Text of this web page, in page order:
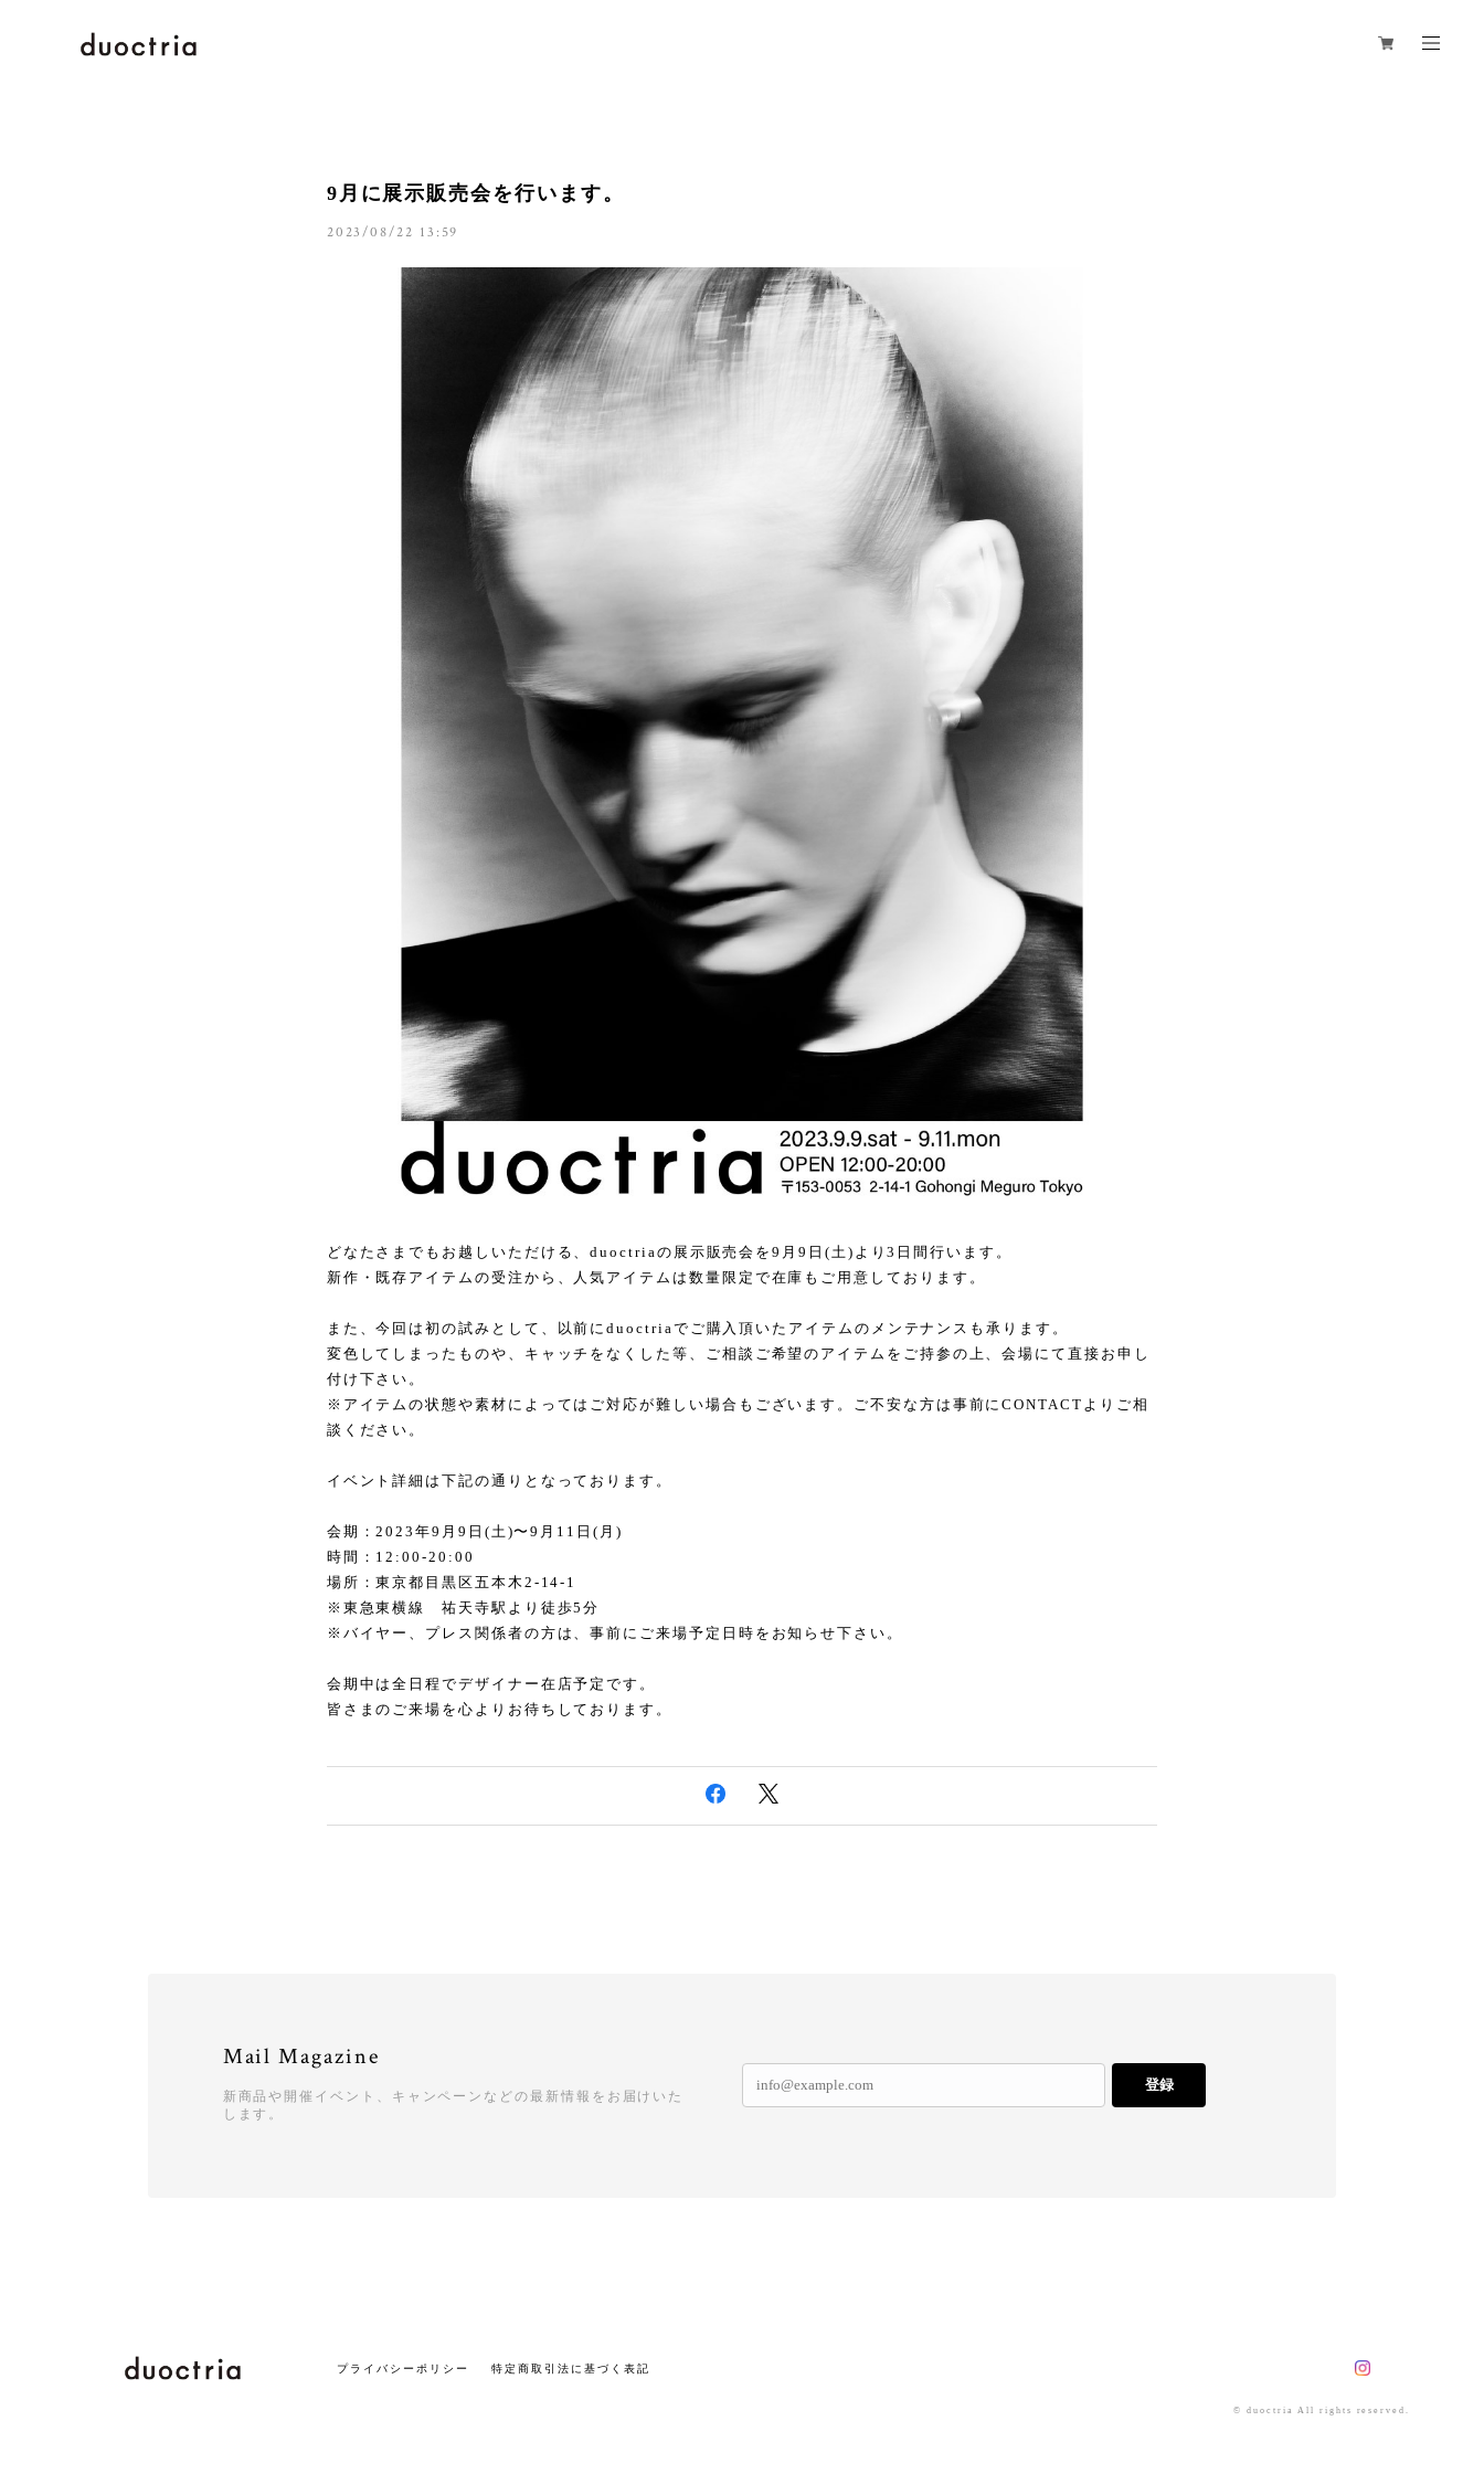
9月に展示販売会を行います。
2023/08/22 13:59
どなたさまでもお越しいただける、duoctriaの展示販売会を9月9日(土)より3日間行います。
新作・既存アイテムの受注から、人気アイテムは数量限定で在庫もご用意しております。
また、今回は初の試みとして、以前にduoctriaでご購入頂いたアイテムのメンテナンスも承ります。
変色してしまったものや、キャッチをなくした等、ご相談ご希望のアイテムをご持参の上、会場にて直接お申し
付け下さい。
※アイテムの状態や素材によってはご対応が難しい場合もございます。ご不安な方は事前にCONTACTよりご相
談ください。
イベント詳細は下記の通りとなっております。
会期：2023年9月9日(土)〜9月11日(月)
時間：12:00-20:00
場所：東京都目黒区五本木2-14-1
※東急東横線 祐天寺駅より徒歩5分
※バイヤー、プレス関係者の方は、事前にご来場予定日時をお知らせ下さい。
会期中は全日程でデザイナー在店予定です。
皆さまのご来場を心よりお待ちしております。
Mail Magazine
新商品や開催イベント、キャンペーンなどの最新情報をお届けいた
します。
登録
プライバシーポリシー 特定商取引法に基づく表記
© duoctria All rights reserved.